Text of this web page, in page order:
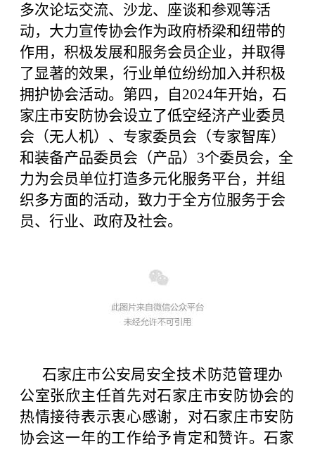
多次论坛交流、沙龙、座谈和参观等活
动，大力宣传协会作为政府桥梁和纽带的
作用，积极发展和服务会员企业，并取得
了显著的效果，行业单位纷纷加入并积极
拥护协会活动。第四，自2024年开始，石
家庄市安防协会设立了低空经济产业委员
会（无人机）、专家委员会（专家智库）
和装备产品委员会（产品）3个委员会，全
力为会员单位打造多元化服务平台，并组
织多方面的活动，致力于全方位服务于会
员、行业、政府及社会。
石家庄市公安局安全技术防范管理办
公室张欣主任首先对石家庄市安防协会的
热情接待表示衷心感谢，对石家庄市安防
协会这一年的工作给予肯定和赞许。石家